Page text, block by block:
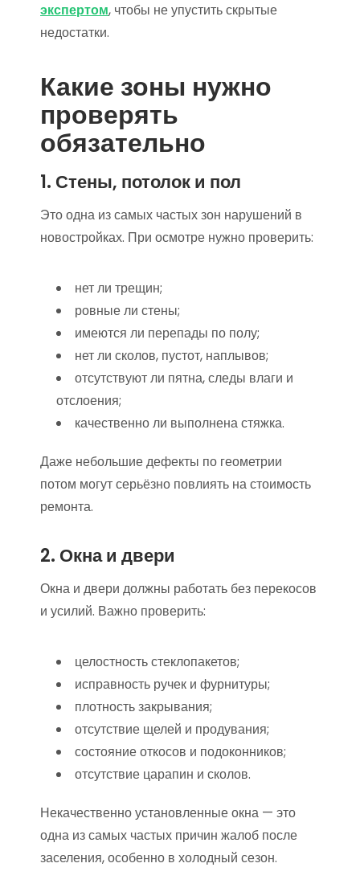
экспертом, чтобы не упустить скрытые
недостатки.
Какие зоны нужно
проверять
обязательно
1. Стены, потолок и пол
Это одна из самых частых зон нарушений в
новостройках. При осмотре нужно проверить:
нет ли трещин;
ровные ли стены;
имеются ли перепады по полу;
нет ли сколов, пустот, наплывов;
отсутствуют ли пятна, следы влаги и
отслоения;
качественно ли выполнена стяжка.
Даже небольшие дефекты по геометрии
потом могут серьёзно повлиять на стоимость
ремонта.
2. Окна и двери
Окна и двери должны работать без перекосов
и усилий. Важно проверить:
целостность стеклопакетов;
исправность ручек и фурнитуры;
плотность закрывания;
отсутствие щелей и продувания;
состояние откосов и подоконников;
отсутствие царапин и сколов.
Некачественно установленные окна — это
одна из самых частых причин жалоб после
заселения, особенно в холодный сезон.